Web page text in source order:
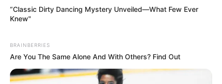
“Classic Dirty Dancing Mystery Unveiled—What Few Ever
Knew"
BRAINBERRIES
Are You The Same Alone And With Others? Find Out